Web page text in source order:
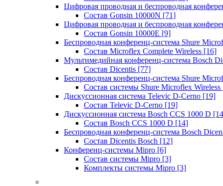
Цифровая проводная и беспроводная
Состав Gonsin 10000N [71]
Цифровая проводная и беспроводная
Состав Gonsin 10000E [9]
Беспроводная конференц-система Shure
Состав Microflex Complete Wireless [16]
Мультимедийная конференц-система Bosch
Состав Dicentis [77]
Беспроводная конференц-система Shure
Состав системы Shure Microflex Wireless
Дискуссионная система Televic D-Cerno [19]
Состав Televic D-Cerno [19]
Дискуссионная система Bosch CCS 1000 D
Состав Bosch CCS 1000 D [14]
Беспроводная конференц-система Bosch
Состав Dicentis Bosch [12]
Конференц-системы Mipro [6]
Состав системы Mipro [3]
Комплекты системы Mipro [3]